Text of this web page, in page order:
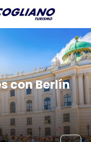
con Berlín